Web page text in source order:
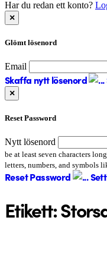
Har du redan ett konto?
×
Glömt lösenord
Email
Skaffa nytt lösenord
×
Reset Password
Nytt lösenord
be at least seven characters
letters, numbers, and symbols
Reset Password
Etikett: